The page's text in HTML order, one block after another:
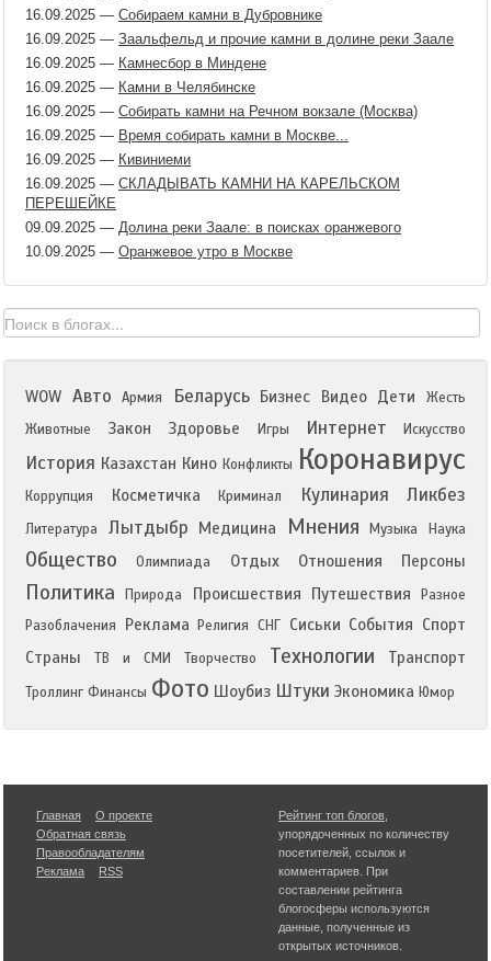
16.09.2025 — Собираем камни в Дубровнике
16.09.2025 — Заальфельд и прочие камни в долине реки Заале
16.09.2025 — Камнесбор в Миндене
16.09.2025 — Камни в Челябинске
16.09.2025 — Собирать камни на Речном вокзале (Москва)
16.09.2025 — Время собирать камни в Москве...
16.09.2025 — Кивиниеми
16.09.2025 — СКЛАДЫВАТЬ КАМНИ НА КАРЕЛЬСКОМ
ПЕРЕШЕЙКЕ
09.09.2025 — Долина реки Заале: в поисках оранжевого
10.09.2025 — Оранжевое утро в Москве
WOW Авто Армия Беларусь Бизнес Видео Дети
Жесть
Животные
Закон Здоровье Игры Интернет Искусство
История Казахстан Кино Конфликты Коронавирус
Коррупция Косметичка Криминал Кулинария Ликбез
Литература Лытдыбр Медицина Мнения Музыка Наука
Общество Олимпиада Отдых Отношения Персоны
Политика Природа Происшествия Путешествия
Разное
Разоблачения
Реклама Религия СНГ Сиськи События Спорт
Страны
ТВ и СМИ Творчество Технологии Транспорт
Троллинг Финансы Фото Шоубиз Штуки Экономика Юмор
Главная
О проекте
Обратная связь
Правообладателям
Реклама
RSS
Рейтинг топ блогов
упорядоченных по количеству
посетителей, ссылок и
комментариев. При
составлении рейтинга
блогосферы используются
данные, полученные из
открытых источников.